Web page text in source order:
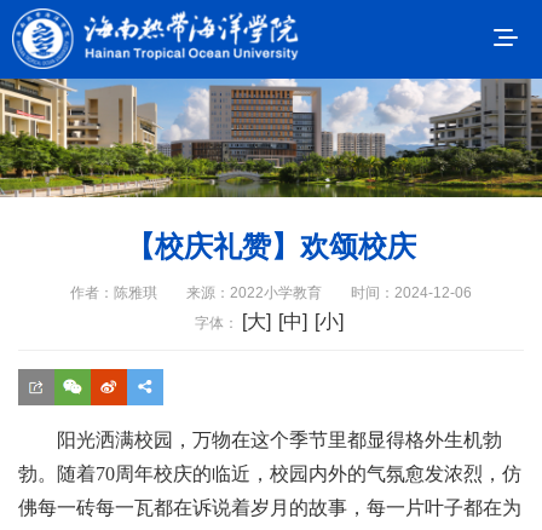
【校庆礼赞】欢颂校庆
作者：陈雅琪 来源：2022小学教育
时间：2024-12-06
字体：
[大] [中] [小]
阳光洒满校园，万物在这个季节里都显得格外生机勃
勃。随着70周年校庆的临近，校园内外的气氛愈发浓烈，仿
佛每一砖每一瓦都在诉说着岁月的故事，每一片叶子都在为